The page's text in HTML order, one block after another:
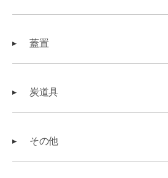
蓋置
炭道具
その他